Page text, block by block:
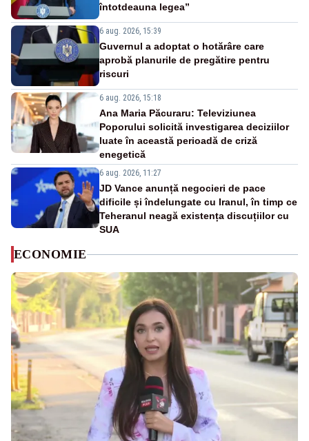
întotdeauna legea”
6 aug. 2026, 15:39
Guvernul a adoptat o hotărâre care
aprobă planurile de pregătire pentru
riscuri
6 aug. 2026, 15:18
Ana Maria Păcuraru: Televiziunea
Poporului solicită investigarea deciziilor
luate în această perioadă de criză
enegetică
6 aug. 2026, 11:27
JD Vance anunță negocieri de pace
dificile și îndelungate cu Iranul, în timp ce
Teheranul neagă existența discuțiilor cu
SUA
ECONOMIE